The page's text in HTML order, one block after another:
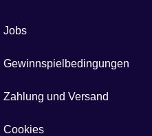
Jobs
Gewinnspielbedingungen
Zahlung und Versand
Cookies